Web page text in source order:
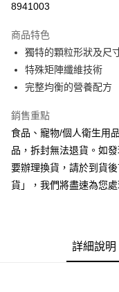
Google Pay
全盈+PAY
AFTEE先享後付
相關說明
AFTEE先享後付是「在收
便利好安心！
１．簡單：不需註冊會員
２．便利：只要手機號碼，
３．安心：先確認商品／服
２．訂單成立數日內，您將
３．收到繳費通知簡訊後
ATM付款
運送方式
全家取貨付款
8941003
商品特色
獨特的顆粒形狀及尺
特殊矩陣纖維技術
完整均衡的營養配方
銷售重點
食品、寵物/個人衛生用
品，拆封無法退貨。如
要辦理換貨，請於到貨
貨」，我們將盡速為您處
詳細說明